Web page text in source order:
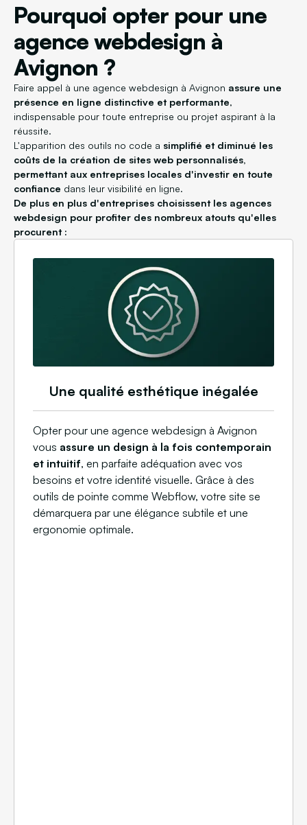
Pourquoi opter pour une
agence webdesign à
Avignon ?
Faire appel à une agence webdesign à Avignon assure une
présence en ligne distinctive et performante,
indispensable pour toute entreprise ou projet aspirant à la
réussite.
L'apparition des outils no code a simplifié et diminué les
coûts de la création de sites web personnalisés,
permettant aux entreprises locales d'investir en toute
confiance dans leur visibilité en ligne.
De plus en plus d'entreprises choisissent les agences
webdesign pour profiter des nombreux atouts qu'elles
procurent :
Une qualité esthétique inégalée
Opter pour une agence webdesign à Avignon
vous assure un design à la fois contemporain
et intuitif, en parfaite adéquation avec vos
besoins et votre identité visuelle. Grâce à des
outils de pointe comme Webflow, votre site se
démarquera par une élégance subtile et une
ergonomie optimale.